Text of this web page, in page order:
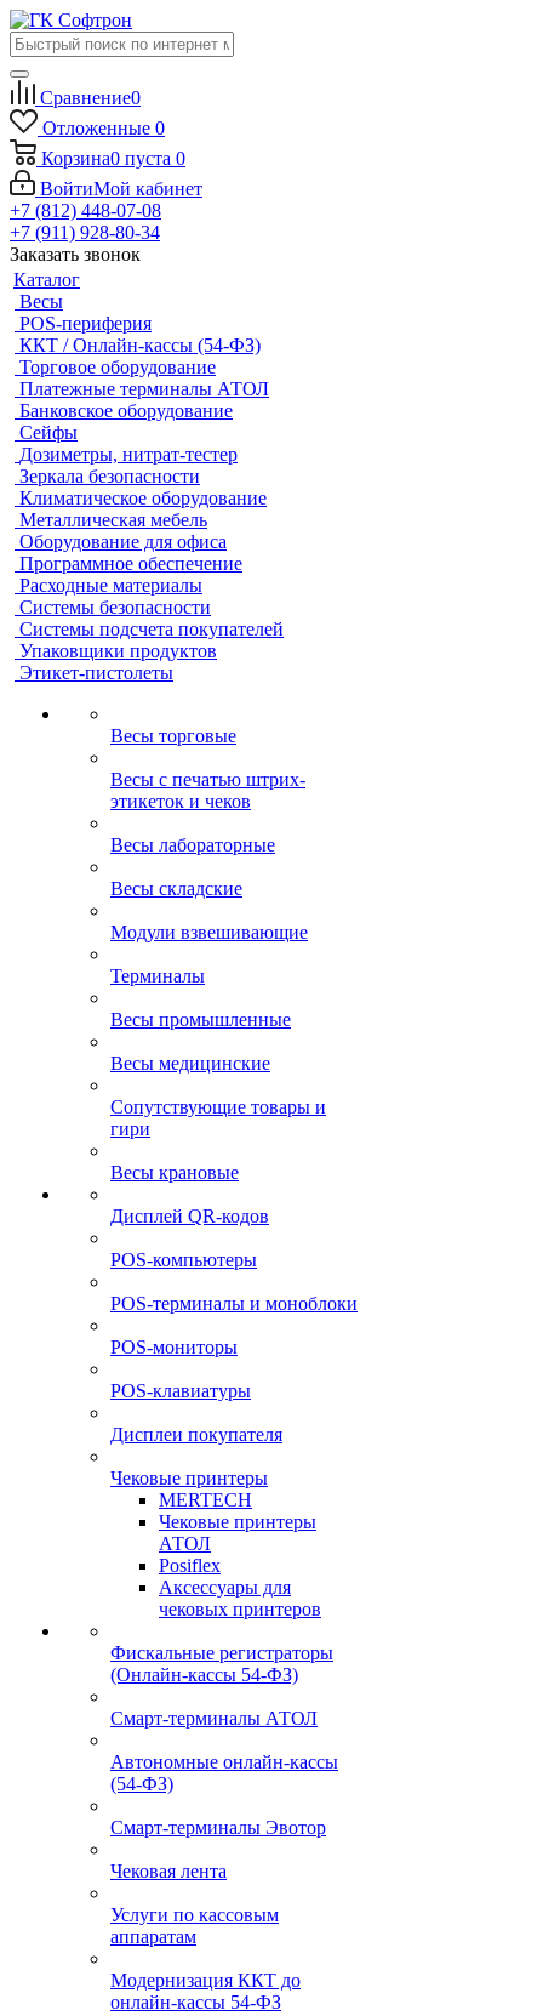
Сравнение0
Отложенные 0
Корзина0 пуста 0
ВойтиМой кабинет
+7 (812) 448-07-08
+7 (911) 928-80-34
Заказать звонок
Каталог
Весы
POS-периферия
ККТ / Онлайн-кассы (54-ФЗ)
Торговое оборудование
Платежные терминалы АТОЛ
Банковское оборудование
Сейфы
Дозиметры, нитрат-тестер
Зеркала безопасности
Климатическое оборудование
Металлическая мебель
Оборудование для офиса
Программное обеспечение
Расходные материалы
Системы безопасности
Системы подсчета покупателей
Упаковщики продуктов
Этикет-пистолеты
Весы торговые
Весы с печатью штрих-
этикеток и чеков
Весы лабораторные
Весы складские
Модули взвешивающие
Терминалы
Весы промышленные
Весы медицинские
Сопутствующие товары и
гири
Весы крановые
Дисплей QR-кодов
POS-компьютеры
POS-терминалы и моноблоки
POS-мониторы
POS-клавиатуры
Дисплеи покупателя
Чековые принтеры
MERTECH
Чековые принтеры
АТОЛ
Posiflex
Аксессуары для
чековых принтеров
Фискальные регистраторы
(Онлайн-кассы 54-ФЗ)
Смарт-терминалы АТОЛ
Автономные онлайн-кассы
(54-ФЗ)
Смарт-терминалы Эвотор
Чековая лента
Услуги по кассовым
аппаратам
Модернизация ККТ до
онлайн-кассы 54-ФЗ